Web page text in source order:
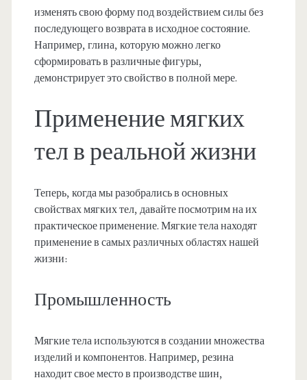
изменять свою форму под воздействием силы без
последующего возврата в исходное состояние.
Например, глина, которую можно легко
сформировать в различные фигуры,
демонстрирует это свойство в полной мере.
Применение мягких
тел в реальной жизни
Теперь, когда мы разобрались в основных
свойствах мягких тел, давайте посмотрим на их
практическое применение. Мягкие тела находят
применение в самых различных областях нашей
жизни:
Промышленность
Мягкие тела используются в создании множества
изделий и компонентов. Например, резина
находит свое место в производстве шин,